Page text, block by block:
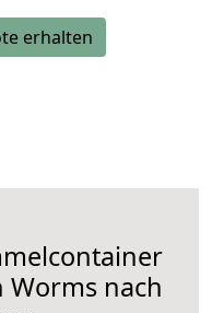
erhalten
nach